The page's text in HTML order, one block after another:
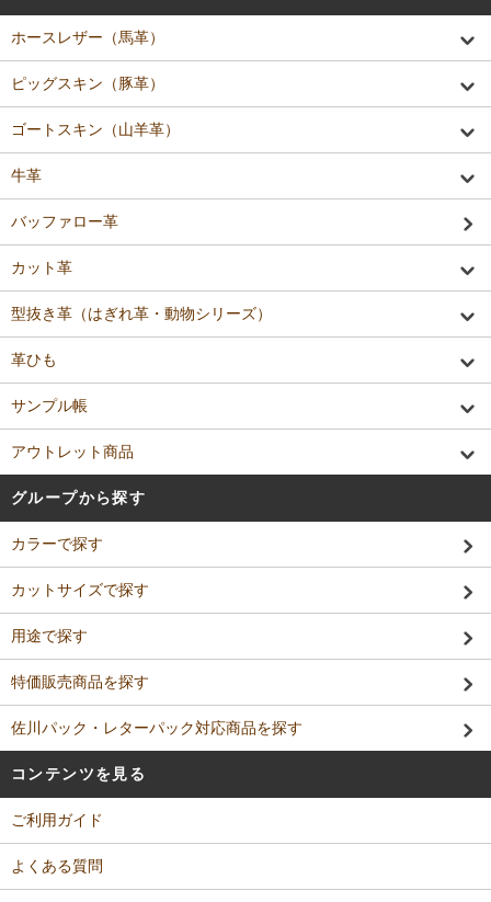
ホースレザー（馬革）
ピッグスキン（豚革）
ゴートスキン（山羊革）
牛革
バッファロー革
カット革
型抜き革（はぎれ革・動物シリーズ）
革ひも
サンプル帳
アウトレット商品
グループから探す
カラーで探す
カットサイズで探す
用途で探す
特価販売商品を探す
佐川パック・レターパック対応商品を探す
コンテンツを見る
ご利用ガイド
よくある質問